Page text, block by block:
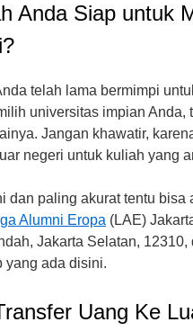
Anda Siap untuk
telah lama bermimpi
universitas impian
Jangan khawatir,
negeri untuk kuliah yang
dan paling akurat tentu
Alumni Eropa (LAE)
Jakarta Selatan,
yang ada disini.
Uang Ke